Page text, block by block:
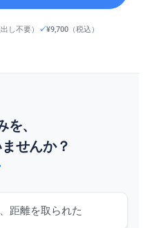
し不要） ¥9,700（税込）
を、
せんか？
距離を取られた